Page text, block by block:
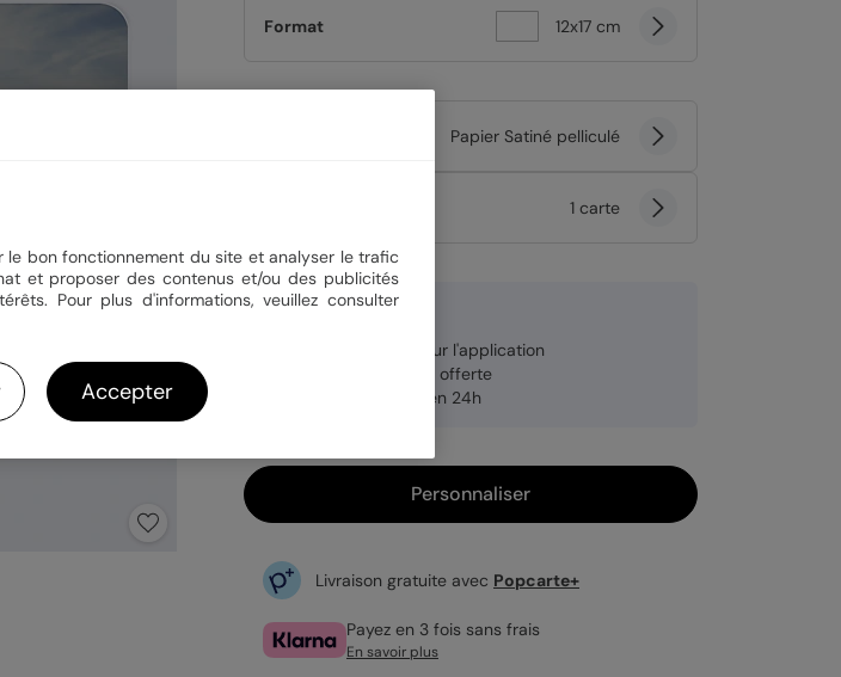
Format 12x17 cm
Papier Satiné pelliculé
1 carte
2,89 €
1ère carte offerte sur l'application
Enveloppe blanche offerte
Expédition rapide en 24h
Personnaliser
Livraison gratuite avec Popcarte+
Payez en 3 fois sans frais
En savoir plus
le bon fonctionnement du site et analyser le trafic
et proposer des contenus et/ou des publicités
Pour plus d'informations, veuillez consulter
Accepter